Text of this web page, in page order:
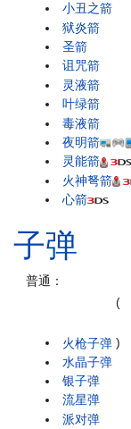
小丑之箭
狱炎箭
圣箭
诅咒箭
灵液箭
叶绿箭
毒液箭
夜明箭
灵能箭
火神弩箭
心箭
子弹
普通：
火枪子弹
(
)
水晶子弹
银子弹
流星弹
派对弹